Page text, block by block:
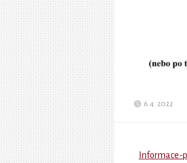
6.4. 2022
Informace-